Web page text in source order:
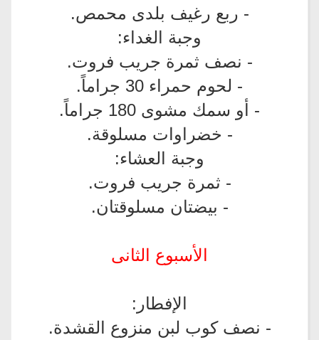
- ربع رغيف بلدى محمص.
وجبة الغداء:
- نصف ثمرة جريب فروت.
- لحوم حمراء 30 جراماً.
- أو سمك مشوى 180 جراماً.
- خضراوات مسلوقة.
وجبة العشاء:
- ثمرة جريب فروت.
- بيضتان مسلوقتان.
الأسبوع الثانى
الإفطار:
- نصف كوب لبن منزوع القشدة.